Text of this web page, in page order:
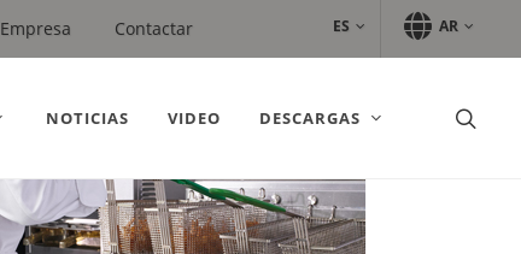
Empresa Contactar ES AR
NOTICIAS VIDEO DESCARGAS